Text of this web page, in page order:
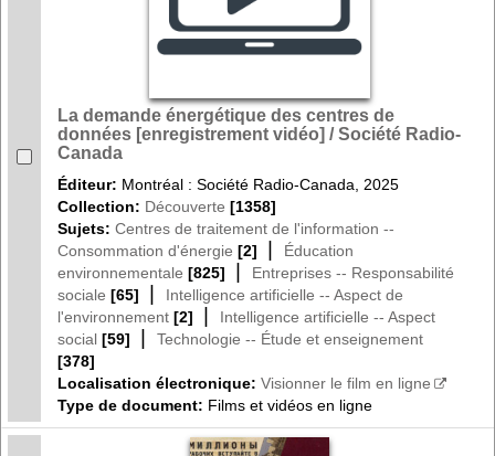
La demande énergétique des centres de
données [enregistrement vidéo] / Société Radio-
Canada
Éditeur: Montréal : Société Radio-Canada, 2025
Collection: Découverte [1358]
Sujets: Centres de traitement de l'information --
Consommation d'énergie [2] |
Éducation
environnementale [825] |
Entreprises -- Responsabilité
sociale [65] |
Intelligence artificielle -- Aspect de
l'environnement [2] |
Intelligence artificielle -- Aspect
social [59] |
Technologie -- Étude et enseignement
[378]
Localisation électronique: Visionner le film en ligne
Type de document: Films et vidéos en ligne